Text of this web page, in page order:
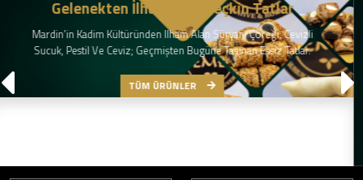
Asırlık Kahve Kültürünün İmzası
Dibek’ten Yemen 1453’e, Süryani Kahvesinden Türk Ve Hünkar
Kahvesine… Tarihin Damakta Bıraktığı Eşsiz Kahve Deneyimi.